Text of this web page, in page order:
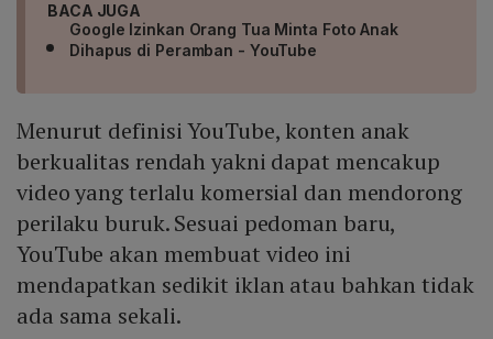
BACA JUGA
Google Izinkan Orang Tua Minta Foto Anak
Dihapus di Peramban - YouTube
Menurut definisi YouTube, konten anak
berkualitas rendah yakni dapat mencakup
video yang terlalu komersial dan mendorong
perilaku buruk. Sesuai pedoman baru,
YouTube akan membuat video ini
mendapatkan sedikit iklan atau bahkan tidak
ada sama sekali.